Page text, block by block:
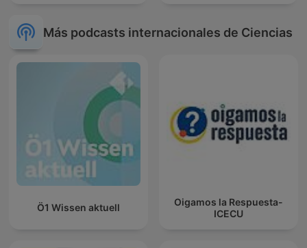
Más podcasts internacionales de Ciencias
Ö1 Wissen aktuell
Oigamos la Respuesta-
ICECU